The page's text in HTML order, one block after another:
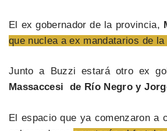
El ex gobernador de la provincia,
que nuclea a ex mandatarios de
Junto a Buzzi estará otro ex
Massaccesi de Río Negro y
El espacio que ya comenzaron a